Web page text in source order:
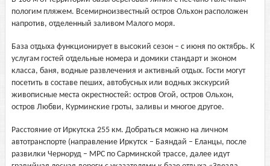
пологим пляжем. Всемирноизвестный остров Ольхон расположен
напротив, отделенный заливом Малого моря.
База отдыха функционирует в высокий сезон – с июня по октябрь. К
услугам гостей отдельные номера и домики стандарт и эконом
класса, баня, водные развлечения и активный отдых. Гости могут
посетить в составе пеших, автобусных или водных экскурсий
живописные места окрестностей: остров Огой, остров Ольхон,
остров Любви, Курминские гроты, заливы и многое другое.
Расстояние от Иркутска 255 км. Добраться можно на личном
автотранспорте (направление Иркутск – Баяндай – Еланцы, после
развилки Черноруд – МРС по Сарминской трассе, далее идут